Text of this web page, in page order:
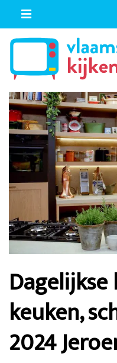
keuken,
2024